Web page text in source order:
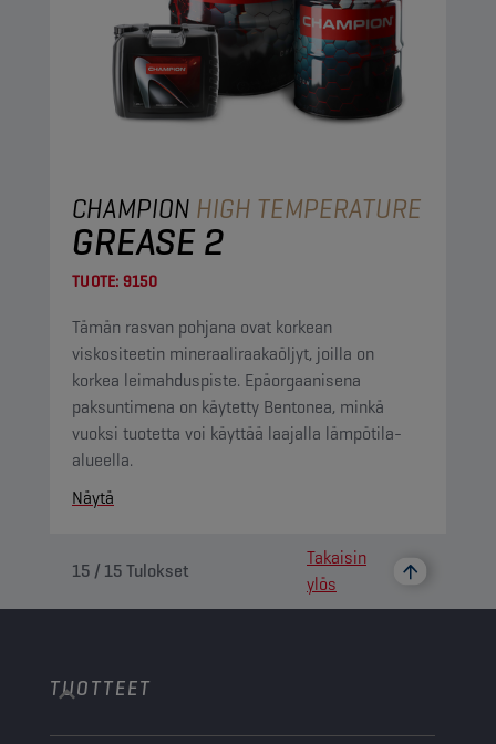
CHAMPION HIGH TEMPERATURE
GREASE 2
TUOTE: 9150
Tämän rasvan pohjana ovat korkean
viskositeetin mineraaliraakaöljyt, joilla on
korkea leimahduspiste. Epäorgaanisena
paksuntimena on käytetty Bentonea, minkä
vuoksi tuotetta voi käyttää laajalla lämpötila-
alueella.
Näytä
15 / 15Tulokset
Takaisin
ylös
TUOTTEET